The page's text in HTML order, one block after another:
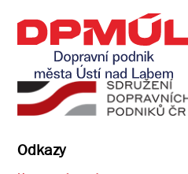
Odkazy